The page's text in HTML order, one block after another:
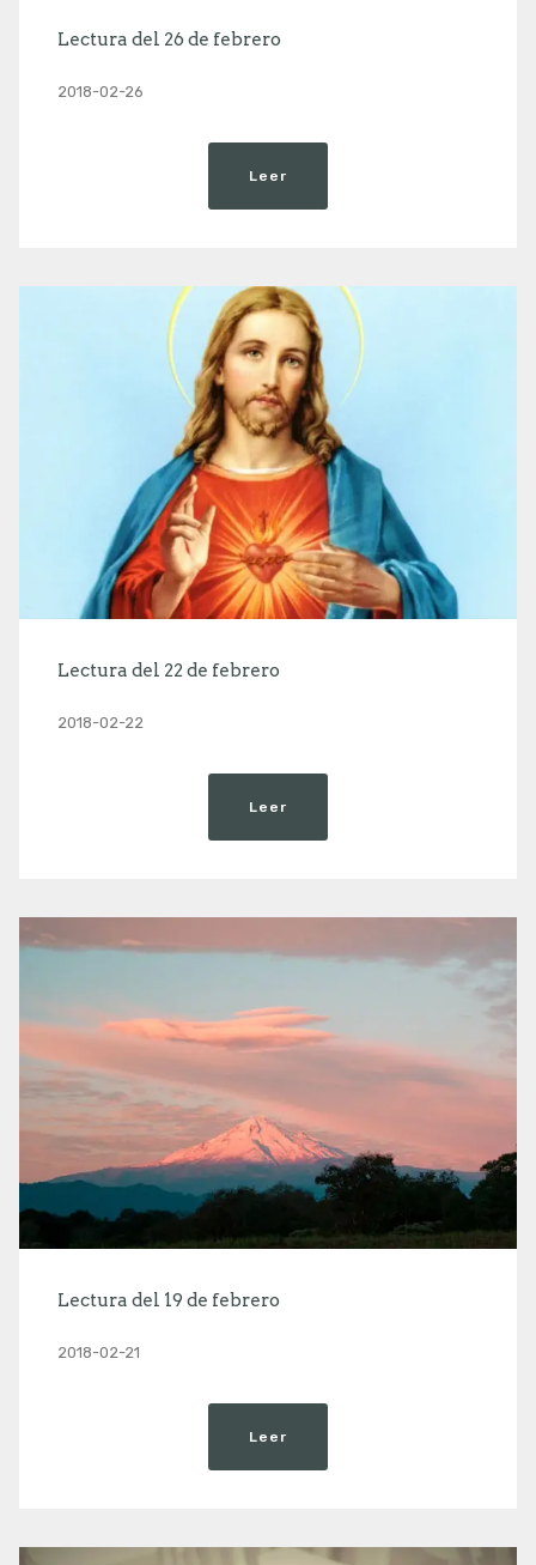
Lectura del 26 de febrero
2018-02-26
Leer
Lectura del 22 de febrero
2018-02-22
Leer
Lectura del 19 de febrero
2018-02-21
Leer